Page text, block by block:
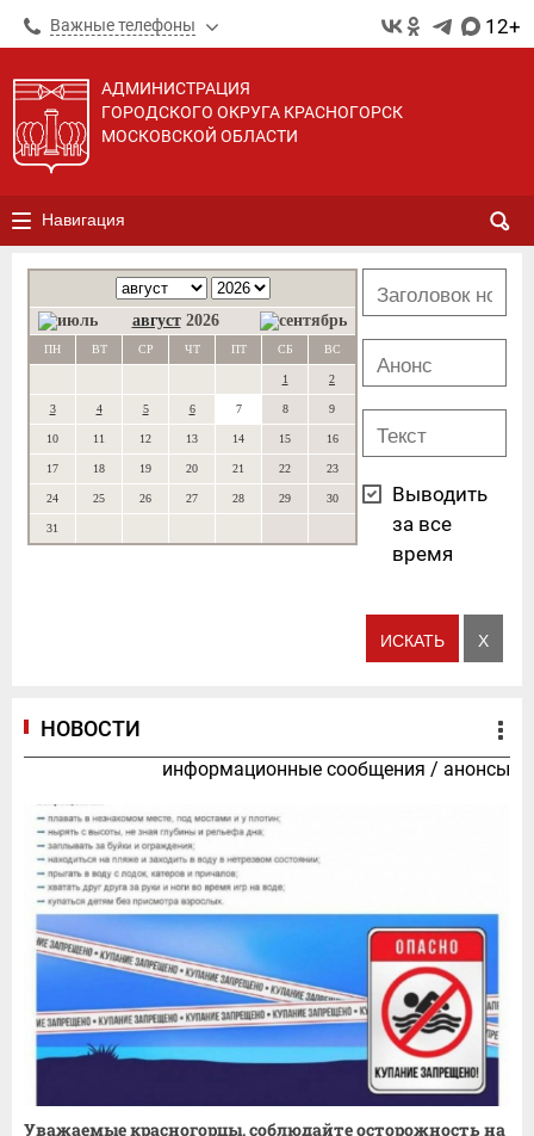
Важные телефоны 12+
АДМИНИСТРАЦИЯ
ГОРОДСКОГО ОКРУГА КРАСНОГОРСК
МОСКОВСКОЙ ОБЛАСТИ
Навигация
август 2026
ПН ВТ СР ЧТ ПТ СБ ВС
1 2
3 4 5 6 7 8 9
10 11 12 13 14 15 16
17 18 19 20 21 22 23
24 25 26 27 28 29 30
31
Выводить
за все
время
НОВОСТИ
информационные сообщения / анонсы
Уважаемые красногорцы, соблюдайте осторожность на